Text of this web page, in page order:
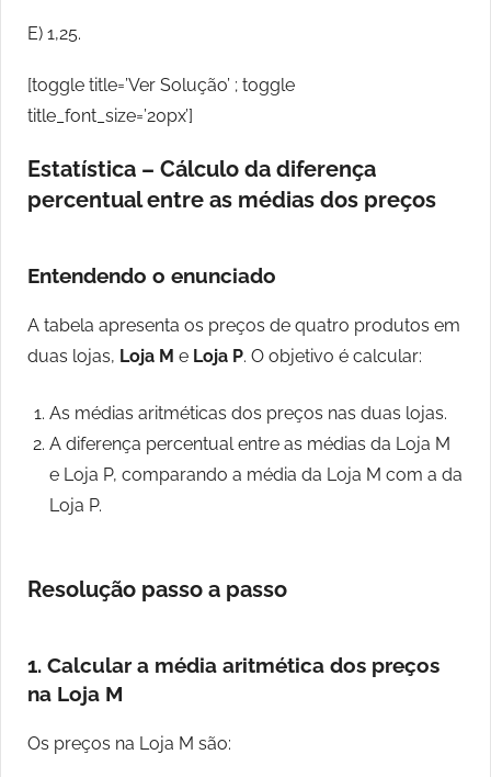
E) 1,25.
[toggle title=’Ver Solução’ ; toggle
title_font_size=’20px’]
Estatística – Cálculo da diferença
percentual entre as médias dos preços
Entendendo o enunciado
A tabela apresenta os preços de quatro produtos em
duas lojas, Loja M e Loja P. O objetivo é calcular:
As médias aritméticas dos preços nas duas lojas.
A diferença percentual entre as médias da Loja M
e Loja P, comparando a média da Loja M com a da
Loja P.
Resolução passo a passo
1. Calcular a média aritmética dos preços
na Loja M
Os preços na Loja M são: